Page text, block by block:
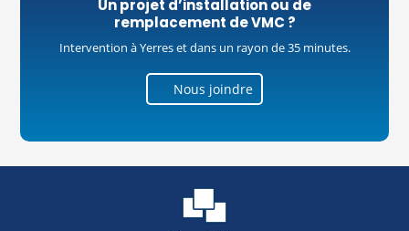
Un projet d’installation ou de
remplacement de VMC ?
Intervention à Yerres et dans un rayon de 35 minutes.
Nous joindre